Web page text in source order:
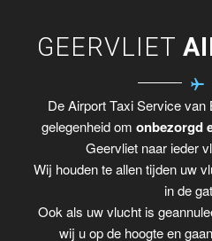
GEERVLIET
De Airport Taxi Service van
gelegenheid om onbezorgd
Geervliet naar ieder
Wij houden te allen tijden uw
in de
Ook als uw vlucht is
wij u op de hoogte en